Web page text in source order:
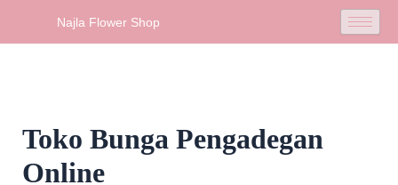
Najla Flower Shop
Toko Bunga Pengadegan
Online